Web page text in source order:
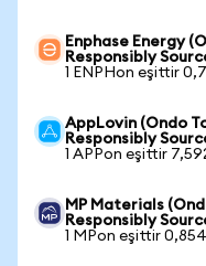
Enphase Energy
Responsibly
1 ENPHon eşittir
AppLovin (Ondo
Responsibly
1 APPon eşittir
MP Materials
Responsibly
1 MPon eşittir